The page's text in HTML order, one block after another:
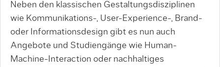
Neben den klassischen Gestaltungsdisziplinen
wie Kommunikations-, User-Experience-, Brand-
oder Informationsdesign gibt es nun auch
Angebote und Studiengänge wie Human-
Machine-Interaction oder nachhaltiges